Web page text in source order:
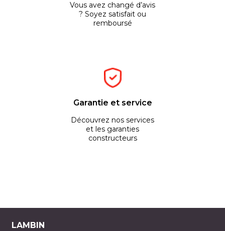
Vous avez changé d’avis
? Soyez satisfait ou
remboursé
Garantie et service
Découvrez nos services
et les garanties
constructeurs
LAMBIN